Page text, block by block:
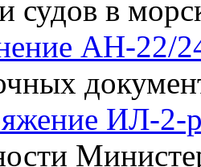
судов в
АН-22/
ИЛ-2-